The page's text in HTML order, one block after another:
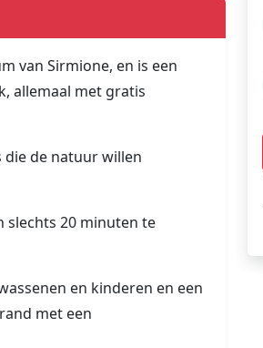
van Sirmione, en is een
allemaal met gratis
die de natuur willen
slechts 20 minuten te
en kinderen en een
met een